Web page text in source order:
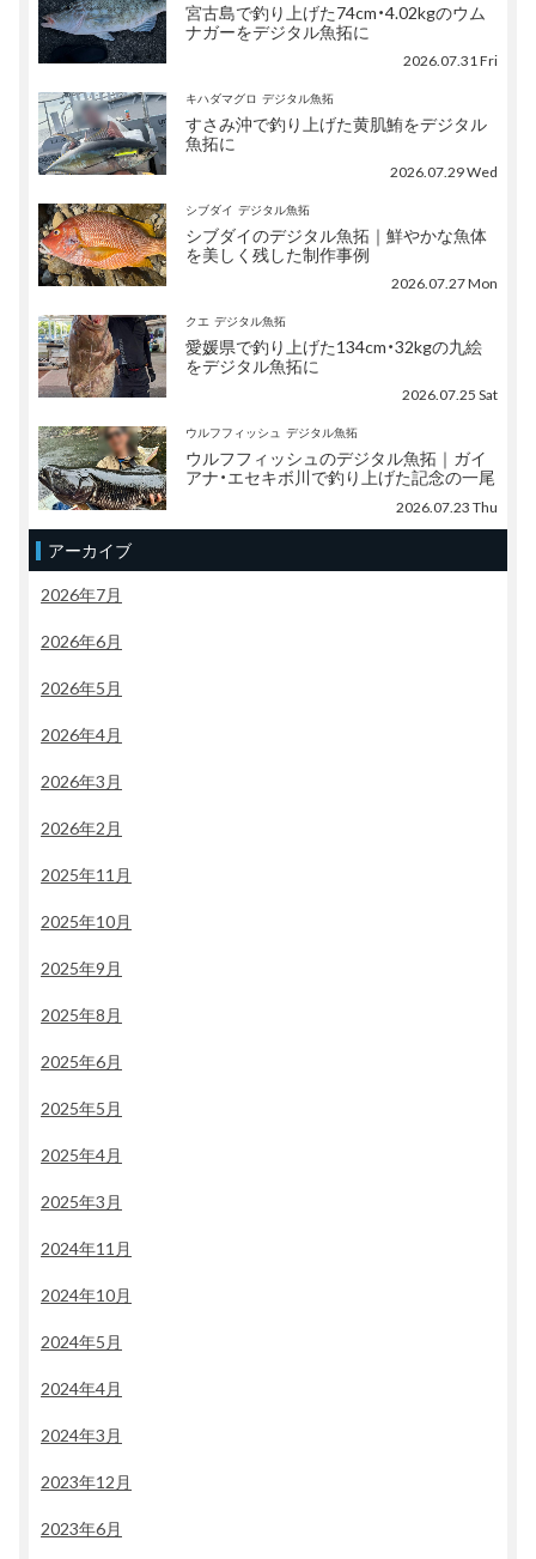
宮古島で釣り上げた74cm・4.02kgのウム
ナガーをデジタル魚拓に
2026.07.31 Fri
キハダマグロ デジタル魚拓
すさみ沖で釣り上げた黄肌鮪をデジタル
魚拓に
2026.07.29 Wed
シブダイ デジタル魚拓
シブダイのデジタル魚拓｜鮮やかな魚体
を美しく残した制作事例
2026.07.27 Mon
クエ デジタル魚拓
愛媛県で釣り上げた134cm・32kgの九絵
をデジタル魚拓に
2026.07.25 Sat
ウルフフィッシュ デジタル魚拓
ウルフフィッシュのデジタル魚拓｜ガイ
アナ・エセキボ川で釣り上げた記念の一尾
2026.07.23 Thu
アーカイブ
2026年7月
2026年6月
2026年5月
2026年4月
2026年3月
2026年2月
2025年11月
2025年10月
2025年9月
2025年8月
2025年6月
2025年5月
2025年4月
2025年3月
2024年11月
2024年10月
2024年5月
2024年4月
2024年3月
2023年12月
2023年6月